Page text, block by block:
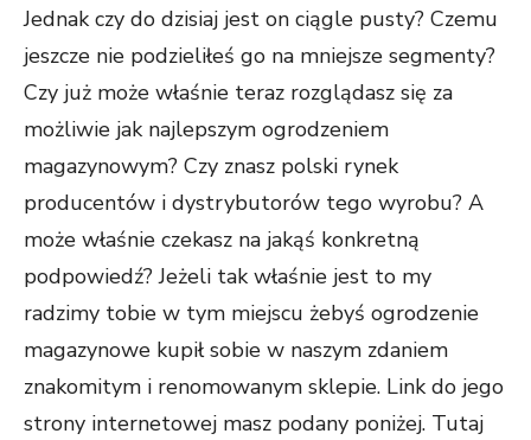
Jednak czy do dzisiaj jest on ciągle pusty? Czemu
jeszcze nie podzieliłeś go na mniejsze segmenty?
Czy już może właśnie teraz rozglądasz się za
możliwie jak najlepszym ogrodzeniem
magazynowym? Czy znasz polski rynek
producentów i dystrybutorów tego wyrobu? A
może właśnie czekasz na jakąś konkretną
podpowiedź? Jeżeli tak właśnie jest to my
radzimy tobie w tym miejscu żebyś ogrodzenie
magazynowe kupił sobie w naszym zdaniem
znakomitym i renomowanym sklepie. Link do jego
strony internetowej masz podany poniżej. Tutaj